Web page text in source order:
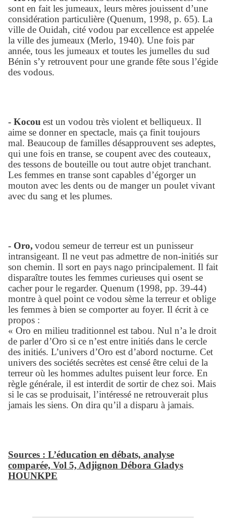
sont en fait les jumeaux, leurs mères jouissent d’une
considération particulière (Quenum, 1998, p. 65). La
ville de Ouidah, cité vodou par excellence est appelée
la ville des jumeaux (Merlo, 1940). Une fois par
année, tous les jumeaux et toutes les jumelles du sud
Bénin s’y retrouvent pour une grande fête sous l’égide
des vodous.
- Kocou est un vodou très violent et belliqueux. Il
aime se donner en spectacle, mais ça finit toujours
mal. Beaucoup de familles désapprouvent ses adeptes,
qui une fois en transe, se coupent avec des couteaux,
des tessons de bouteille ou tout autre objet tranchant.
Les femmes en transe sont capables d’égorger un
mouton avec les dents ou de manger un poulet vivant
avec du sang et les plumes.
- Oro, vodou semeur de terreur est un punisseur
intransigeant. Il ne veut pas admettre de non-initiés sur
son chemin. Il sort en pays nago principalement. Il fait
disparaître toutes les femmes curieuses qui osent se
cacher pour le regarder. Quenum (1998, pp. 39-44)
montre à quel point ce vodou sème la terreur et oblige
les femmes à bien se comporter au foyer. Il écrit à ce
propos :
« Oro en milieu traditionnel est tabou. Nul n’a le droit
de parler d’Oro si ce n’est entre initiés dans le cercle
des initiés. L’univers d’Oro est d’abord nocturne. Cet
univers des sociétés secrètes est censé être celui de la
terreur où les hommes adultes puisent leur force. En
règle générale, il est interdit de sortir de chez soi. Mais
si le cas se produisait, l’intéressé ne retrouverait plus
jamais les siens. On dira qu’il a disparu à jamais.
Sources : L’éducation en débats, analyse
comparée, Vol 5, Adjignon Débora Gladys
HOUNKPE